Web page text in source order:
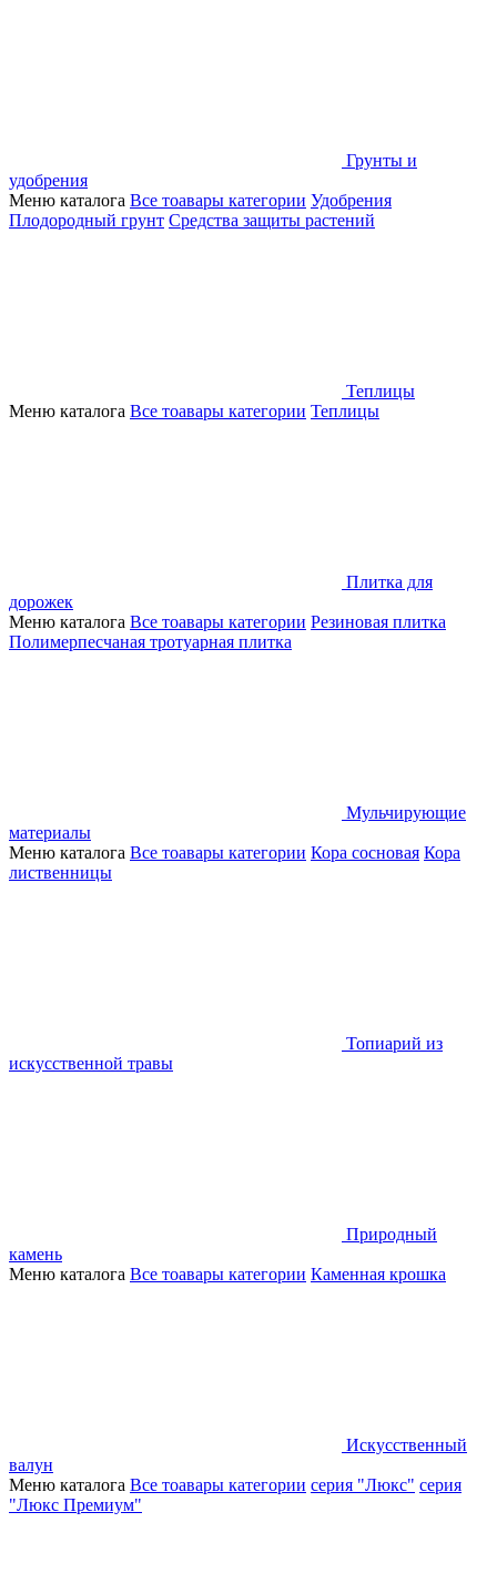
Грунты и
удобрения
Меню каталога Все тоавары категории Удобрения
Плодородный грунт Средства защиты растений
Теплицы
Меню каталога Все тоавары категории Теплицы
Плитка для
дорожек
Меню каталога Все тоавары категории Резиновая плитка
Полимерпесчаная тротуарная плитка
Мульчирующие
материалы
Меню каталога Все тоавары категории Кора сосновая Кора
лиственницы
Топиарий из
искусственной травы
Природный
камень
Меню каталога Все тоавары категории Каменная крошка
Искусственный
валун
Меню каталога Все тоавары категории серия "Люкс" серия
"Люкс Премиум"